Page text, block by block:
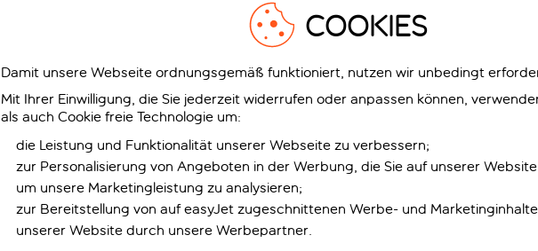
COOKIES
Damit unsere Webseite ordnungsgemäß funktioniert, nutzen wir unbedingt
Mit Ihrer Einwilligung, die Sie jederzeit widerrufen oder anpassen können,
als auch Cookie freie Technologie um:
die Leistung und Funktionalität unserer Webseite zu verbessern;
zur Personalisierung von Angeboten in der Werbung, die Sie auf unserer
um unsere Marketingleistung zu analysieren;
zur Bereitstellung von auf easyJet zugeschnittenen Werbe- und
unserer Website durch unsere Werbepartner.